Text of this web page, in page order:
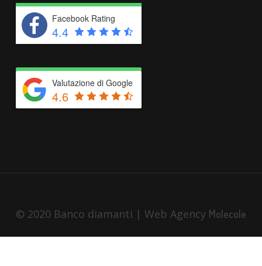
Facebook Rating
4.4
Valutazione di Google
4.6
© 2020 Banco diamanti | Web Agency Molecole